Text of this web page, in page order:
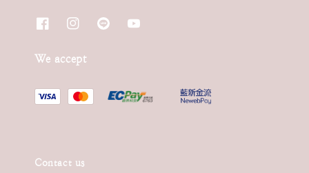
We accept
Contact us